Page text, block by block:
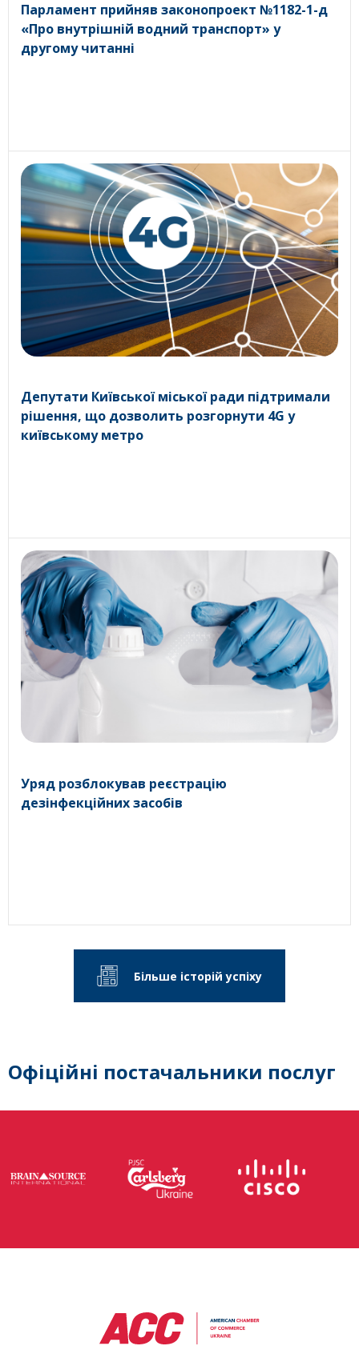
Парламент прийняв законопроект №1182-1-д
«Про внутрішній водний транспорт» у
другому читанні
Депутати Київської міської ради підтримали
рішення, що дозволить розгорнути 4G у
київському метро
Уряд розблокував реєстрацію
дезінфекційних засобів
Більше історій успіху
Офіційні постачальники послуг